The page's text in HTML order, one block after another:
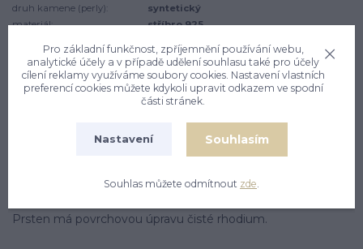
druh kamene (perly):
syntetický
materiál:
stříbro 925
Kompletní specifikace Komentáře 0
Kompletní specifikace
Stříbrný prsten se syntetickým zirkonem akvamarín.
Prsten má povrchovou úpravu čisté rhodium.
Pro základní funkčnost, zpříjemnění používání webu,
analytické účely a v případě udělení souhlasu také pro účely
cílení reklamy využíváme soubory cookies. Nastavení vlastních
preferencí cookies můžete kdykoli upravit odkazem ve spodní
části stránek.
Nastavení Souhlasím
Souhlas můžete odmítnout zde.